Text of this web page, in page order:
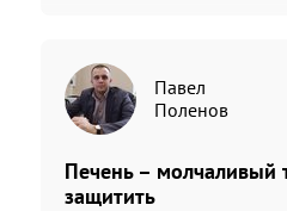
Павел
Поленов
Печень – молчаливый
защитить